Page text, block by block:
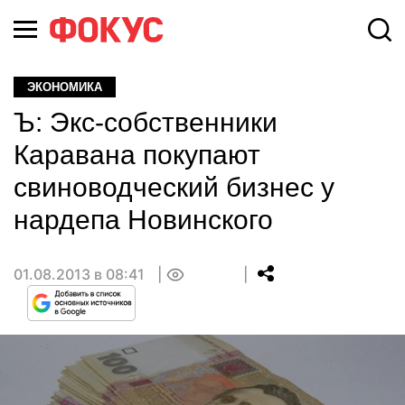
ЭКОНОМИКА
Ъ: Экс-собственники
Каравана покупают
свиноводческий бизнес у
нардепа Новинского
01.08.2013 в 08:41